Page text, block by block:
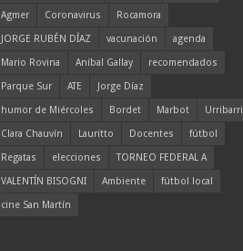
Agmer
Coronavirus
Rocamora
JORGE RUBÉN DÍAZ
vacunación
agenda
Mario Rovina
Aníbal Gallay
recomendados
Parque Sur
ATE
Jorge Díaz
humor de Miércoles
Bordet Marbot
Urribarri
Clara Chauvín
Lauritto Docentes
fútbol
Regatas
elecciones
TORNEO FEDERAL A
VALENTÍN BISOGNI
Ambiente
fútbol local
cine San Martín